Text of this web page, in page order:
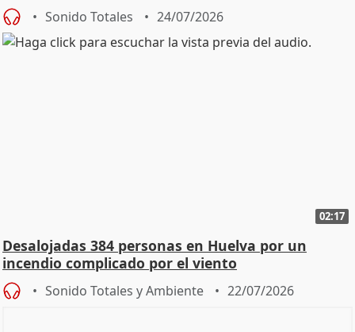
Sonido Totales 24/07/2026
02:17
Desalojadas 384 personas en Huelva por un
incendio complicado por el viento
Sonido Totales y Ambiente 22/07/2026